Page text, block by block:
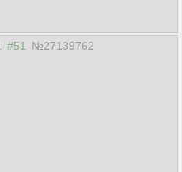
#51 №27139762